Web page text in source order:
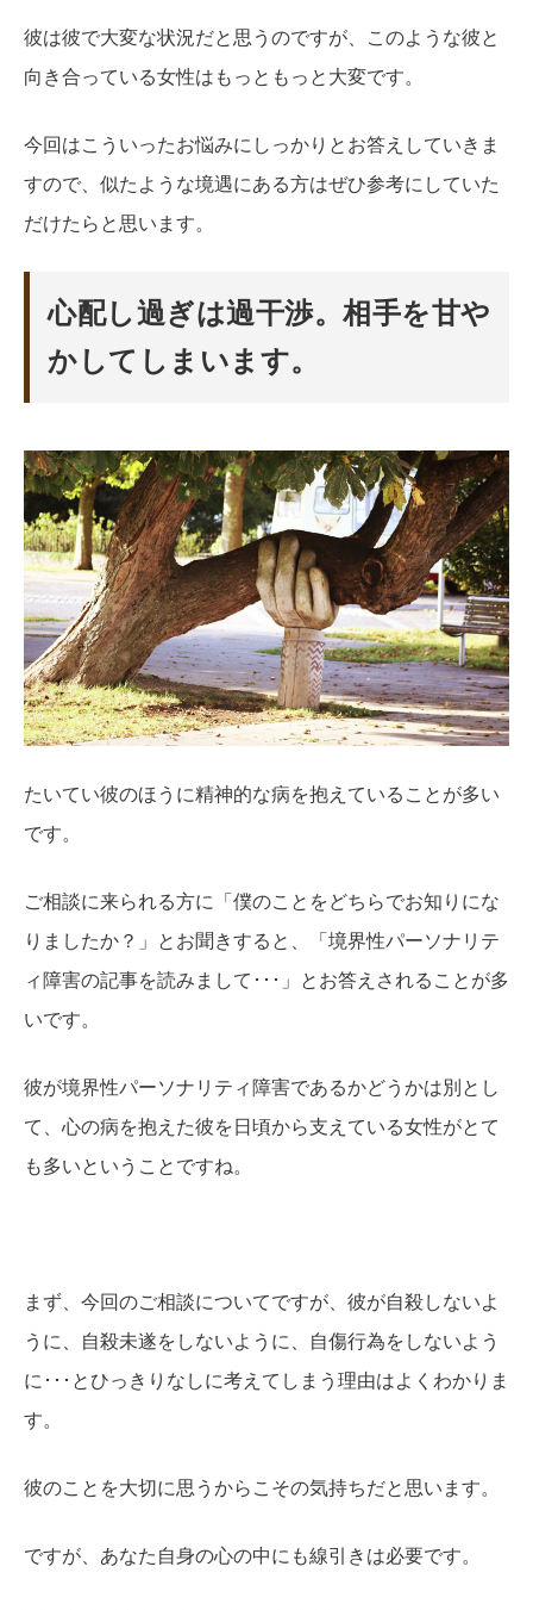
彼は彼で大変な状況だと思うのですが、このような彼と
向き合っている女性はもっともっと大変です。
今回はこういったお悩みにしっかりとお答えしていきま
すので、似たような境遇にある方はぜひ参考にしていた
だけたらと思います。
心配し過ぎは過干渉。相手を甘や
かしてしまいます。
たいてい彼のほうに精神的な病を抱えていることが多い
です。
ご相談に来られる方に「僕のことをどちらでお知りにな
りましたか？」とお聞きすると、「境界性パーソナリテ
ィ障害の記事を読みまして･･･」とお答えされることが多
いです。
彼が境界性パーソナリティ障害であるかどうかは別とし
て、心の病を抱えた彼を日頃から支えている女性がとて
も多いということですね。
まず、今回のご相談についてですが、彼が自殺しないよ
うに、自殺未遂をしないように、自傷行為をしないよう
に･･･とひっきりなしに考えてしまう理由はよくわかりま
す。
彼のことを大切に思うからこその気持ちだと思います。
ですが、あなた自身の心の中にも線引きは必要です。